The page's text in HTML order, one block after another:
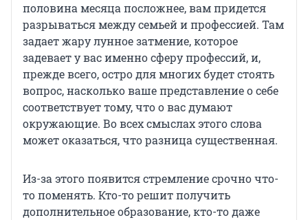
половина месяца посложнее, вам придется
разрываться между семьей и профессией. Там
задает жару лунное затмение, которое
задевает у вас именно сферу профессий, и,
прежде всего, остро для многих будет стоять
вопрос, насколько ваше представление о себе
соответствует тому, что о вас думают
окружающие. Во всех смыслах этого слова
может оказаться, что разница существенная.
Из-за этого появится стремление срочно что-
то поменять. Кто-то решит получить
дополнительное образование, кто-то даже